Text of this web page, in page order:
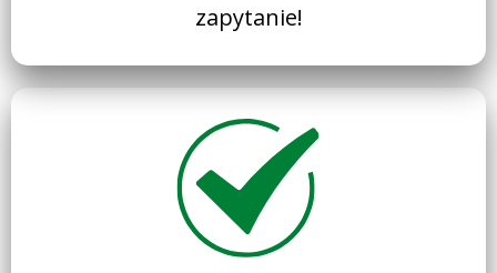
zapytanie!